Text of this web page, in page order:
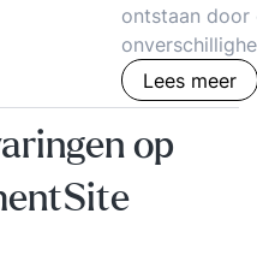
ontstaan door
wanbestuur.
verwaarlozing
intimidatie
geschreven,
Lees meer
op